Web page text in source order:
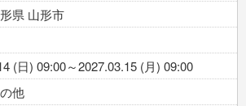
県 山形市
(日) 09:00～2027.03.15 (月) 09:00
他